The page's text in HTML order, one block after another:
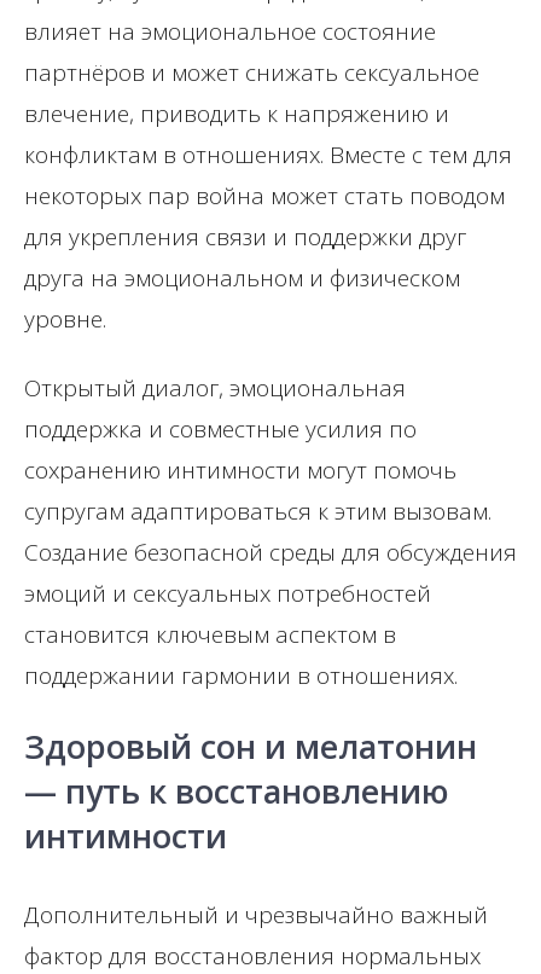
влияет на эмоциональное состояние
партнёров и может снижать сексуальное
влечение, приводить к напряжению и
конфликтам в отношениях. Вместе с тем для
некоторых пар война может стать поводом
для укрепления связи и поддержки друг
друга на эмоциональном и физическом
уровне.
Открытый диалог, эмоциональная
поддержка и совместные усилия по
сохранению интимности могут помочь
супругам адаптироваться к этим вызовам.
Создание безопасной среды для обсуждения
эмоций и сексуальных потребностей
становится ключевым аспектом в
поддержании гармонии в отношениях.
Здоровый сон и мелатонин
— путь к восстановлению
интимности
Дополнительный и чрезвычайно важный
фактор для восстановления нормальных